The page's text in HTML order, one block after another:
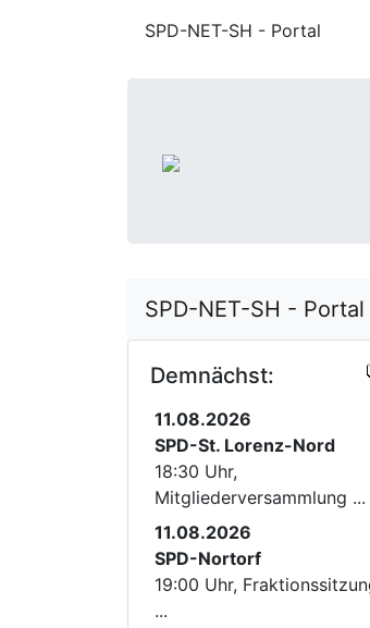
SPD-NET-SH - Portal
SPD-NET-SH - Portal
Demnächst:
11.08.2026
SPD-St. Lorenz-Nord
18:30 Uhr,
Mitgliederversammlung ...
11.08.2026
SPD-Nortorf
19:00 Uhr,
...